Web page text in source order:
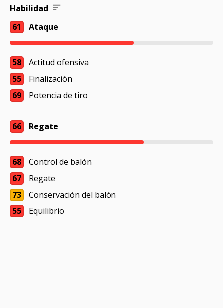
Habilidad
61
Ataque
58
Actitud ofensiva
55
Finalización
69
Potencia de tiro
66 Regate
68
Control de balón
67
Regate
73
Conservación del balón
55
Equilibrio